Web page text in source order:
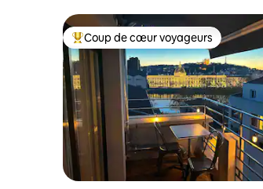
Coups de cœur voyageurs les plus
Coup de cœur voyageurs